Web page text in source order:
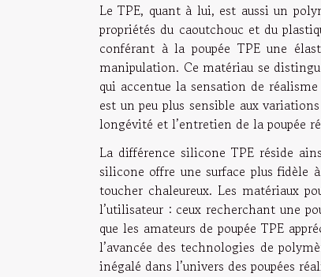
Le TPE, quant à lui, est aussi un
propriétés du caoutchouc et du
conférant à la poupée TPE une
manipulation. Ce matériau se
qui accentue la sensation de
est un peu plus sensible aux
longévité et l’entretien de la poupée
La différence silicone TPE réside
silicone offre une surface plus fidèle
toucher chaleureux. Les matériaux
l’utilisateur : ceux recherchant une
que les amateurs de poupée TPE
l’avancée des technologies de
inégalé dans l’univers des poupées